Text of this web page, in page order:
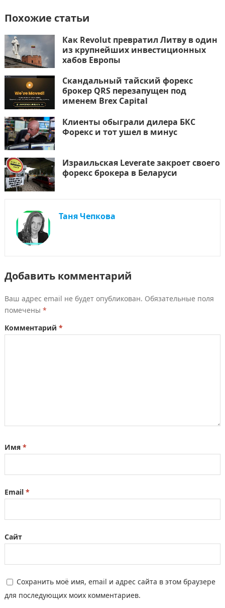
Похожие статьи
Как Revolut превратил Литву в один
из крупнейших инвестиционных
хабов Европы
Скандальный тайский форекс
брокер QRS перезапущен под
именем Brex Capital
Клиенты обыграли дилера БКС
Форекс и тот ушел в минус
Израильская Leverate закроет своего
форекс брокера в Беларуси
Таня Чепкова
Добавить комментарий
Ваш адрес email не будет опубликован. Обязательные поля
помечены *
Комментарий *
Имя *
Email *
Сайт
Сохранить моё имя, email и адрес сайта в этом браузере
для последующих моих комментариев.